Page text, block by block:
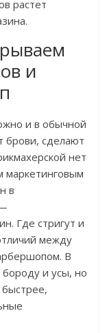
растет
и
и в обычной
брови, сделают
нет
маркетинговым
в
Где стригут и
между
В
и усы, но